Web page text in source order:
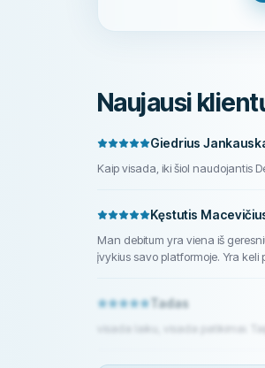
Naujausi
Giedrius
Kaip visada, iki šiol naudojantis
Kęstutis
Man debitum yra viena iš
įvykius savo platformoje. Yra
Tadas
visada laiku, visada patikimai.